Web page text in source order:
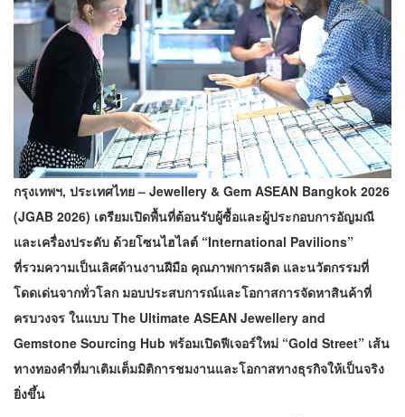
กรุงเทพฯ, ประเทศไทย – Jewellery & Gem ASEAN Bangkok 2026
(JGAB 2026) เตรียมเปิดพื้นที่ต้อนรับผู้ซื้อและผู้ประกอบการอัญมณี
และเครื่องประดับ ด้วยโซนไฮไลต์ “International Pavilions”
ที่รวมความเป็นเลิศด้านงานฝีมือ คุณภาพการผลิต และนวัตกรรมที่
โดดเด่นจากทั่วโลก มอบประสบการณ์และโอกาสการจัดหาสินค้าที่
ครบวงจร ในแบบ The Ultimate ASEAN Jewellery and
Gemstone Sourcing Hub พร้อมเปิดฟีเจอร์ใหม่ “Gold Street” เส้น
ทางทองคำที่มาเติมเต็มมิติการชมงานและโอกาสทางธุรกิจให้เป็นจริง
ยิ่งขึ้น